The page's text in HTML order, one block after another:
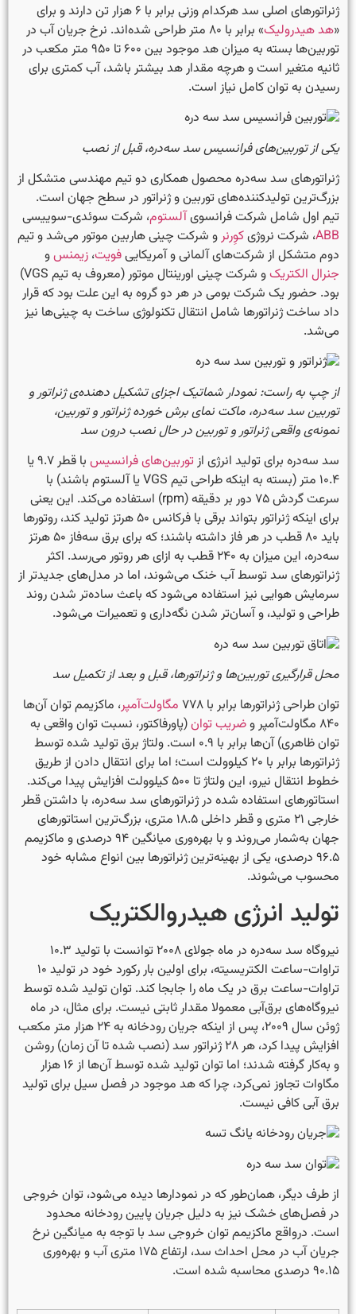
ژنراتورهای اصلی سد هرکدام وزنی برابر با ۶ هزار تن دارند و برای
«هد هیدرولیک
» برابر با ۸۰ متر طراحی شده‌اند. نرخ جریان آب در
توربین‌ها بسته به میزان هد موجود بین ۶۰۰ تا ۹۵۰ متر مکعب در
ثانیه متغیر است و هرچه مقدار هد بیشتر باشد، آب کمتری برای
رسیدن به توان کامل نیاز است.
یکی از توربین‌های فرانسیس سد سه‌دره، قبل از نصب
ژنراتورهای سد سه‌دره محصول همکاری دو تیم مهندسی متشکل از
بزرگ‌ترین تولید‌کننده‌های توربین و ژنراتور در سطح جهان است.
تیم اول شامل شرکت فرانسویآلستوم، شرکت سوئدی-سوییسی
ABB، شرکت نروژیکوِرنرو شرکت چینی هاربین موتور می‌شد و تیم
دوم متشکل از شرکت‌های آلمانی و آمریکاییفویت، زیمنسو
جنرال الکتریک
و شرکت چینی اورینتال موتور (معروف به تیم VGS)
بود. حضور یک شرکت بومی در هر دو گروه به این علت بود که قرار
داد ساخت ژنراتورها شامل انتقال تکنولوژی ساخت به چینی‌ها نیز
می‌شد.
از چپ به راست: نمودار شماتیک اجزای تشکیل دهنده‌ی ژنراتور و
توربین سد سه‌دره، ماکت نمای برش خورده ژنراتور و توربین،
نمونه‌ی واقعی ژنراتور و توربین در حال نصب درون سد
سد سه‌دره برای تولید انرژی ازتوربین‌های فرانسیس
با قطر ۹.۷ یا
۱۰.۴ متر (بسته به اینکه طراحی تیم VGS یا آلستوم باشند) با
سرعت گردش ۷۵ دور بر دقیقه (rpm) استفاده می‌کند. این یعنی
برای اینکه ژنراتور بتواند برقی با فرکانس ۵۰ هرتز تولید کند، روتورها
باید ۸۰ قطب در هر فاز داشته باشند؛ که برای برق سه‌فاز ۵۰ هرتز
سه‌دره، این میزان به ۲۴۰ قطب به ازای هر روتور می‌رسد. اکثر
ژنراتورهای سد توسط آب خنک می‌شوند، اما در مدل‌های جدیدتر از
سرمایش هوایی نیز استفاده می‌شود که باعث ساده‌تر شدن روند
طراحی و تولید، و آسان‌تر شدن نگه‌داری و تعمیرات می‌شود.
محل قرارگیری توربین‌ها و ژنراتورها، قبل و بعد از تکمیل سد
توان طراحی ژنراتورها برابر با ۷۷۸
مگاولت‌آمپر، ماکزیمم توان آن‌ها
۸۴۰ مگاولت‌آمپر و
ضریب توان(پاورفاکتور، نسبت توان واقعی به
توان ظاهری) آن‌ها برابر با ۰.۹ است. ولتاژ برق تولید شده توسط
ژنراتورها برابر با ۲۰ کیلوولت است؛ اما برای انتقال دادن از طریق
خطوط انتقال نیرو، این ولتاژ تا ۵۰۰ کیلوولت افزایش پیدا می‌کند.
استاتورهای استفاده شده در ژنراتورهای سد سه‌دره، با داشتن قطر
خارجی ۲۱ متری و قطر داخلی ۱۸.۵ متری، بزرگ‌ترین استاتورهای
جهان به‌شمار می‌روند و با بهره‌وری میانگین ۹۴ درصدی و ماکزیمم
۹۶.۵ درصدی، یکی از بهینه‌ترین ژنراتورها بین انواع مشابه خود
محسوب می‌شوند.
تولید انرژی هیدروالکتریک
نیروگاه سد سه‌دره در ماه جولای ۲۰۰۸ توانست با تولید ۱۰.۳
تراوات-ساعت الکتریسیته، برای اولین بار رکورد خود در تولید ۱۰
تراوات-ساعت برق در یک ماه را جابجا کند. توان تولید شده توسط
نیروگاه‌های برق‌آبی معمولا مقدار ثابتی نیست. برای مثال، در ماه
ژوئن سال ۲۰۰۹، پس از اینکه جریان رودخانه به ۲۴ هزار متر مکعب
افزایش پیدا کرد، هر ۲۸ ژنراتور سد (نصب شده تا آن زمان) روشن
و به‌کار گرفته شدند؛ اما توان تولید شده توسط آن‌ها از ۱۶ هزار
مگاوات تجاوز نمی‌کرد، چرا که هد موجود در فصل سیل برای تولید
برق آبی کافی نیست.
از طرف دیگر، همان‌طور که در نمودارها دیده می‌شود، توان خروجی
در فصل‌های خشک نیز به دلیل جریان پایین رودخانه محدود
است. درواقع ماکزیمم توان خروجی سد با توجه به میانگین نرخ
جریان آب در محل احداث سد، ارتفاع ۱۷۵ متری آب و بهره‌وری
۹۰.۱۵ درصدی محاسبه شده است.